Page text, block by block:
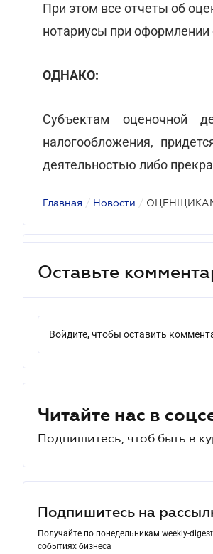
При этом все отчеты об
нотариусы при
ОДНАКО:
Субъектам оценочной
налогообложения,
деятельностью либо
Главная / Новости /
Оставьте
Войдите, чтобы оставить
Читайте нас в
Подпишитесь, чтоб быть в
Подпишитесь на
Получайте по понедельникам weekly-
событиях бизнеса